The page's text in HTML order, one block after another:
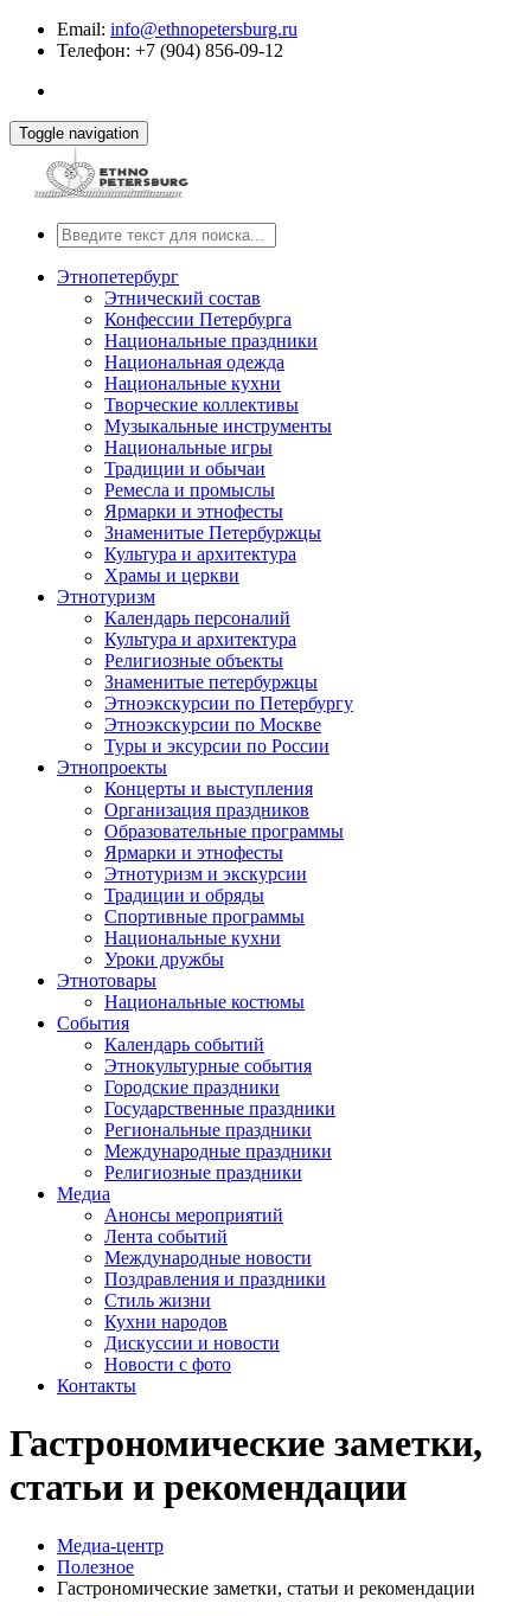
Email: info@ethnopetersburg.ru
Телефон: +7 (904) 856-09-12
Toggle navigation
Этнопетербург
Этнический состав
Конфессии Петербурга
Национальные праздники
Национальная одежда
Национальные кухни
Творческие коллективы
Музыкальные инструменты
Национальные игры
Традиции и обычаи
Ремесла и промыслы
Ярмарки и этнофесты
Знаменитые Петербуржцы
Культура и архитектура
Храмы и церкви
Этнотуризм
Календарь персоналий
Культура и архитектура
Религиозные объекты
Знаменитые петербуржцы
Этноэкскурсии по Петербургу
Этноэкскурсии по Москве
Туры и эксурсии по России
Этнопроекты
Концерты и выступления
Организация праздников
Образовательные программы
Ярмарки и этнофесты
Этнотуризм и экскурсии
Традиции и обряды
Спортивные программы
Национальные кухни
Уроки дружбы
Этнотовары
Национальные костюмы
События
Календарь событий
Этнокультурные события
Городские праздники
Государственные праздники
Региональные праздники
Международные праздники
Религиозные праздники
Медиа
Анонсы мероприятий
Лента событий
Международные новости
Поздравления и праздники
Cтиль жизни
Кухни народов
Дискуссии и новости
Новости с фото
Контакты
Гастрономические заметки,
статьи и рекомендации
Медиа-центр
Полезное
Гастрономические заметки, статьи и рекомендации